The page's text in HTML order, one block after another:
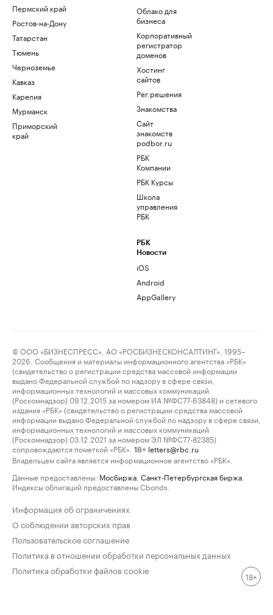
Пермский край
Ростов-на-Дону
Татарстан
Тюмень
Черноземье
Кавказ
Карелия
Мурманск
Приморский
край
Облако для
бизнеса
Корпоративный
регистратор
доменов
Хостинг
сайтов
Рег.решения
Знакомства
Сайт
знакомств
podbor.ru
РБК
Компании
РБК Курсы
Школа
управления
РБК
РБК
Новости
iOS
Android
AppGallery
© ООО «БИЗНЕСПРЕСС», АО «РОСБИЗНЕСКОНСАЛТИНГ», 1995–
2026. Сообщения и материалы информационного агентства «РБК»
(свидетельство о регистрации средства массовой информации
выдано Федеральной службой по надзору в сфере связи,
информационных технологий и массовых коммуникаций
(Роскомнадзор) 09.12.2015 за номером ИА №ФС77-63848) и сетевого
издания «РБК» (свидетельство о регистрации средства массовой
информации выдано Федеральной службой по надзору в сфере связи,
информационных технологий и массовых коммуникаций
(Роскомнадзор) 03.12.2021 за номером ЭЛ №ФС77-82385)
сопровождаются пометкой «РБК».
18+ letters@rbc.ru
Владельцем сайта является информационное агентство «РБК».
Данные предоставлены: Мосбиржа Санкт-Петербургская биржа
Индексы облигаций предоставлены Cbonds.
Информация об ограничениях
О соблюдении авторских прав
Пользовательское соглашение
Политика в отношении обработки персональных данных
Политика обработки файлов cookie
18+